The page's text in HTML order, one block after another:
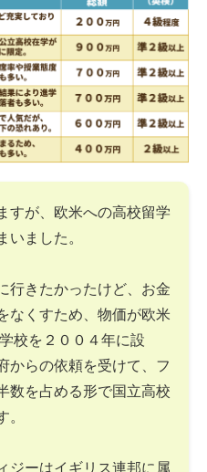
すが、欧米への高校留学
いました。
行きたかったけど、お金
なくすため、物価が欧米
校を２００４年に設
からの依頼を受けて、フ
数を占める形で国立高校
。
ジーはイギリス連邦に属